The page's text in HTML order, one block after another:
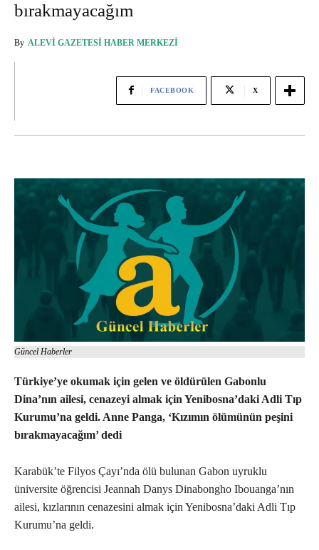
bırakmayacağım
By ALEVI GAZETESI HABER MERKEZI
FACEBOOK X
Güncel Haberler
Türkiye’ye okumak için gelen ve öldürülen Gabonlu
Dina’nın ailesi, cenazeyi almak için Yenibosna’daki Adli Tıp
Kurumu’na geldi. Anne Panga, ‘Kızımın ölümünün peşini
bırakmayacağım’ dedi
Karabük’te Filyos Çayı’nda ölü bulunan Gabon uyruklu
üniversite öğrencisi Jeannah Danys Dinabongho Ibouanga’nın
ailesi, kızlarının cenazesini almak için Yenibosna’daki Adli Tıp
Kurumu’na geldi.